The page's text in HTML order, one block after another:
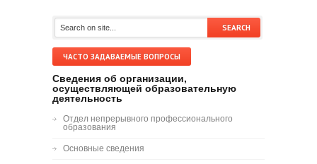
ЧАСТО ЗАДАВАЕМЫЕ ВОПРОСЫ
Сведения об организации,
осуществляющей образовательную
деятельность
Отдел непрерывного профессионального
образования
Основные сведения